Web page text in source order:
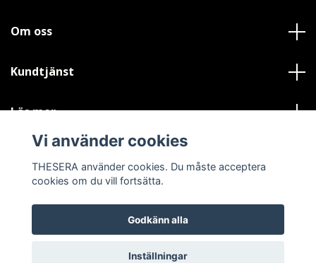
Om oss
Kundtjänst
Läs mer
Sociala medier
© 2026 THESERAPowered by Quickbutik
Vi använder cookies
THESERA använder cookies. Du måste acceptera
cookies om du vill fortsätta.
Godkänn alla
Inställningar